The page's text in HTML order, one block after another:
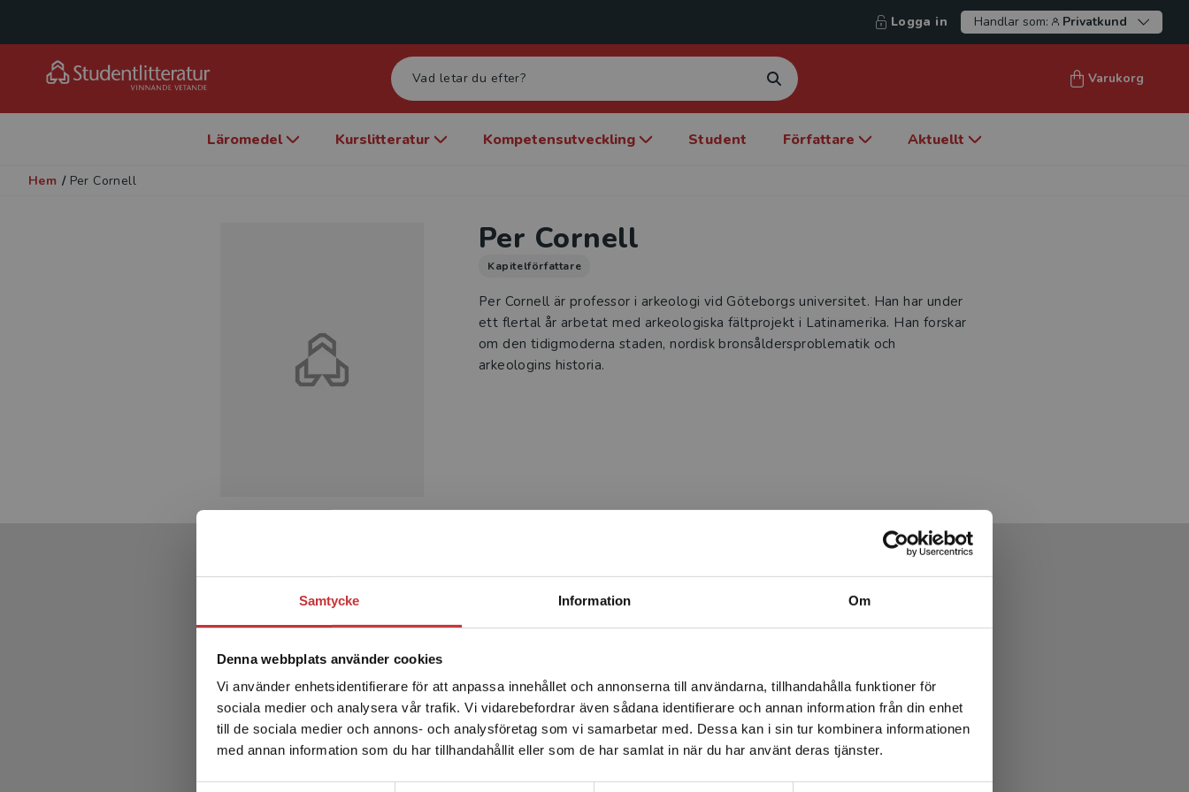
Samtycke Information Om
Denna webbplats använder cookies
Vi använder enhetsidentifierare för att anpassa innehållet och annonserna till användarna, tillhandahålla funktioner för
sociala medier och analysera vår trafik. Vi vidarebefordrar även sådana identifierare och annan information från din enhet
till de sociala medier och annons- och analysföretag som vi samarbetar med. Dessa kan i sin tur kombinera informationen
med annan information som du har tillhandahållit eller som de har samlat in när du har använt deras tjänster.
Begränsad fraktregion
Det verkar som att du besöker studentlitteratur.se via en
enhet utanför Sverige. Vi erbjuder inte leveranser utanför
Sverige. För att kunna slutföra ett köp måste
leveransadressen vara i Sverige.Läs mer
Logga in Handlar som: Privatkund
Varukorg
Läromedel Kurslitteratur Kompetensutveckling Student Författare Aktuellt
Hem / Per Cornell
Per Cornell
Kapitelförfattare
Per Cornell är professor i arkeologi vid Göteborgs universitet. Han har under
ett flertal år arbetat med arkeologiska fältprojekt i Latinamerika. Han forskar
om den tidigmoderna staden, nordisk bronsåldersproblematik och
arkeologins historia.
Produkter